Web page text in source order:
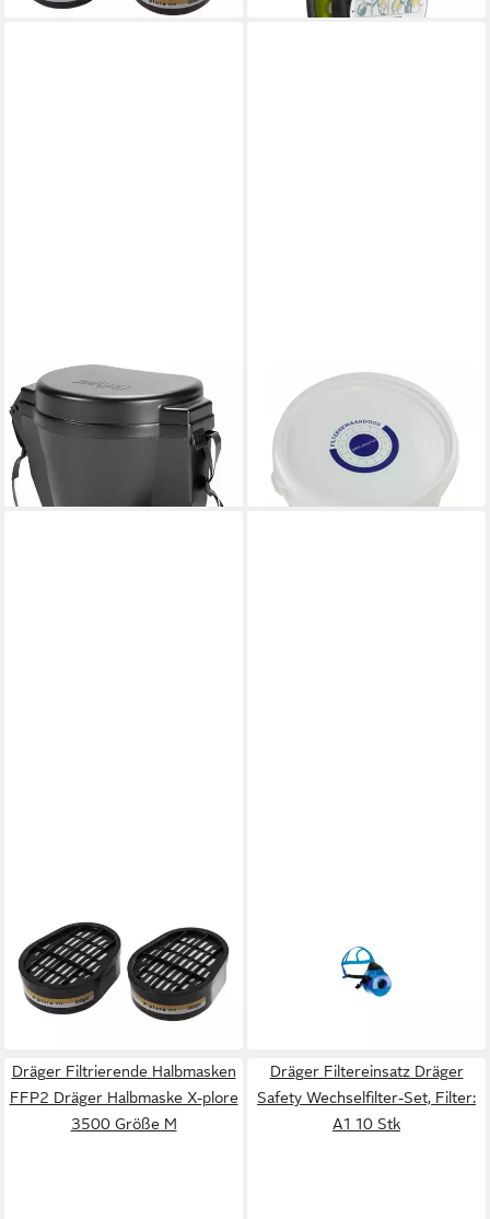
DRÄGER
Aufbewahrungsbox Mabox II
Aufbewahrungsbox
106,04 €
lieferbar in 2 Wochen
DRÄGER
Aufbewahrungsbox Filter
Aufbewahrungsbox
11,04 €
lieferbar in 2 Wochen
Bajonettfilter A2 P3 R D, 1
Paar 7 Stk
156,39 €
lieferbar - in 4-5 Werktagen bei dir
Halbmaskenkörper X-plore
4740, Größe: ML
Dräger Filtrierende Halbmasken
FFP2 Dräger Halbmaske X-plore
3500 Größe M
Dräger Filtereinsatz Dräger
Safety Wechselfilter-Set, Filter:
A1 10 Stk